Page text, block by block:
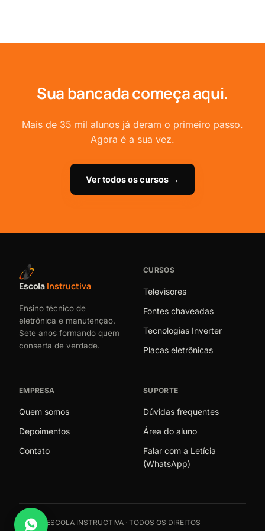
certos dentro do curso.
Sua bancada começa aqui.
Mais de 35 mil alunos já deram o primeiro passo.
Agora é a sua vez.
Ver todos os cursos →
Escola Instructiva
Ensino técnico de
eletrônica e manutenção.
Sete anos formando quem
conserta de verdade.
CURSOS
Televisores
Fontes chaveadas
Tecnologias Inverter
Placas eletrônicas
EMPRESA
Quem somos
Depoimentos
Contato
SUPORTE
Dúvidas frequentes
Área do aluno
Falar com a Letícia
(WhatsApp)
© 2026 ESCOLA INSTRUCTIVA · TODOS OS DIREITOS